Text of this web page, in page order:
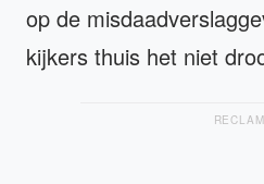
op de
kijkers thuis het niet